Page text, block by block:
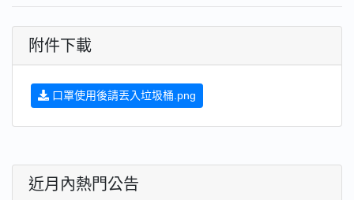
附件下載
口罩使用後請丟入垃圾桶.png
近月內熱門公告